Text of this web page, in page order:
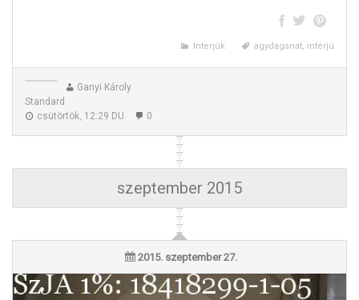
Interjú Kérészy Danika szüleivel
agydaganat, interjú
Interjúk
Ganyi Károly
Standard
csütörtök, 12:29 DU.
0
szeptember 2015
2015. szeptember 27.